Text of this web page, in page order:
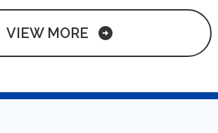
VIEW MORE arrow_circle_right